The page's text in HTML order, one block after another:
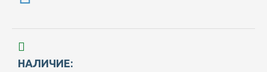
НАЛИЧИЕ: